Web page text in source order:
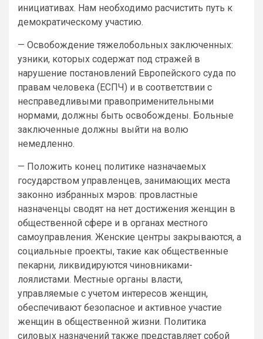
инициативах. Нам необходимо расчистить путь к
демократическому участию.
— Освобождение тяжелобольных заключенных:
узники, которых содержат под стражей в
нарушение постановлений Европейского суда по
правам человека (ЕСПЧ) и в соответствии с
несправедливыми правоприменительными
нормами, должны быть освобождены. Больные
заключенные должны выйти на волю
немедленно.
— Положить конец политике назначаемых
государством управленцев, занимающих места
законно избранных мэров: провластные
назначенцы сводят на нет достижения женщин в
общественной сфере и в органах местного
самоуправления. Женские центры закрываются, а
социальные проекты, такие как общественные
пекарни, ликвидируются чиновниками-
лоялистами. Местные органы власти,
управляемые с учетом интересов женщин,
обеспечивают безопасное и активное участие
женщин в общественной жизни. Политика
силовых назначений также представляет собой